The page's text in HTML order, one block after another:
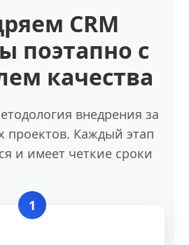
CRM
поэтапно с
качества
внедрения за
проектов. Каждый этап
и имеет четкие сроки
1